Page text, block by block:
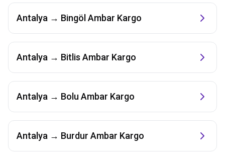
Antalya → Bingöl Ambar Kargo
Antalya → Bitlis Ambar Kargo
Antalya → Bolu Ambar Kargo
Antalya → Burdur Ambar Kargo